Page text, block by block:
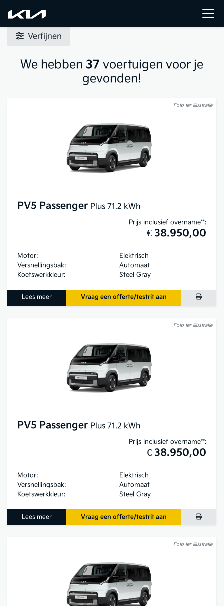
Verfijnen
We hebben 37 voertuigen voor je
gevonden!
Foto ter illustratie
PV5 Passenger Plus 71.2 kWh
Prijs inclusief overname**:
€ 38.950,00
Motor:
Elektrisch
Versnellingsbak:
Automaat
Koetswerkkleur:
Steel Gray
Lees meer Vraag een offerte/testrit aan
Foto ter illustratie
PV5 Passenger Plus 71.2 kWh
Prijs inclusief overname**:
€ 38.950,00
Motor:
Elektrisch
Versnellingsbak:
Automaat
Koetswerkkleur:
Steel Gray
Lees meer Vraag een offerte/testrit aan
Foto ter illustratie